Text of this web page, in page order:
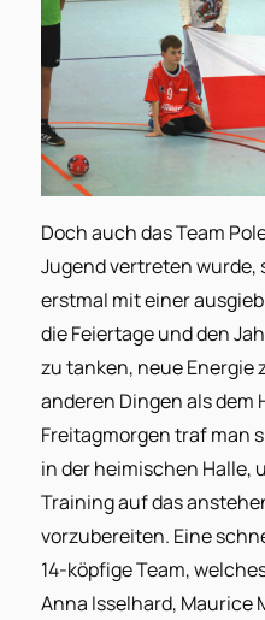
Doch auch das Team
Jugend vertreten
erstmal mit einer
die Feiertage und den
zu tanken, neue Energie
anderen Dingen als dem
Freitagmorgen traf man
in der heimischen Halle,
Training auf das
vorzubereiten. Eine
14-köpfige Team,
Anna Isselhard, Maurice